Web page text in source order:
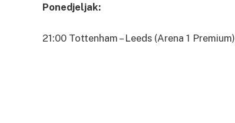
Ponedjeljak:
21:00 Tottenham – Leeds (Arena 1 Premium)